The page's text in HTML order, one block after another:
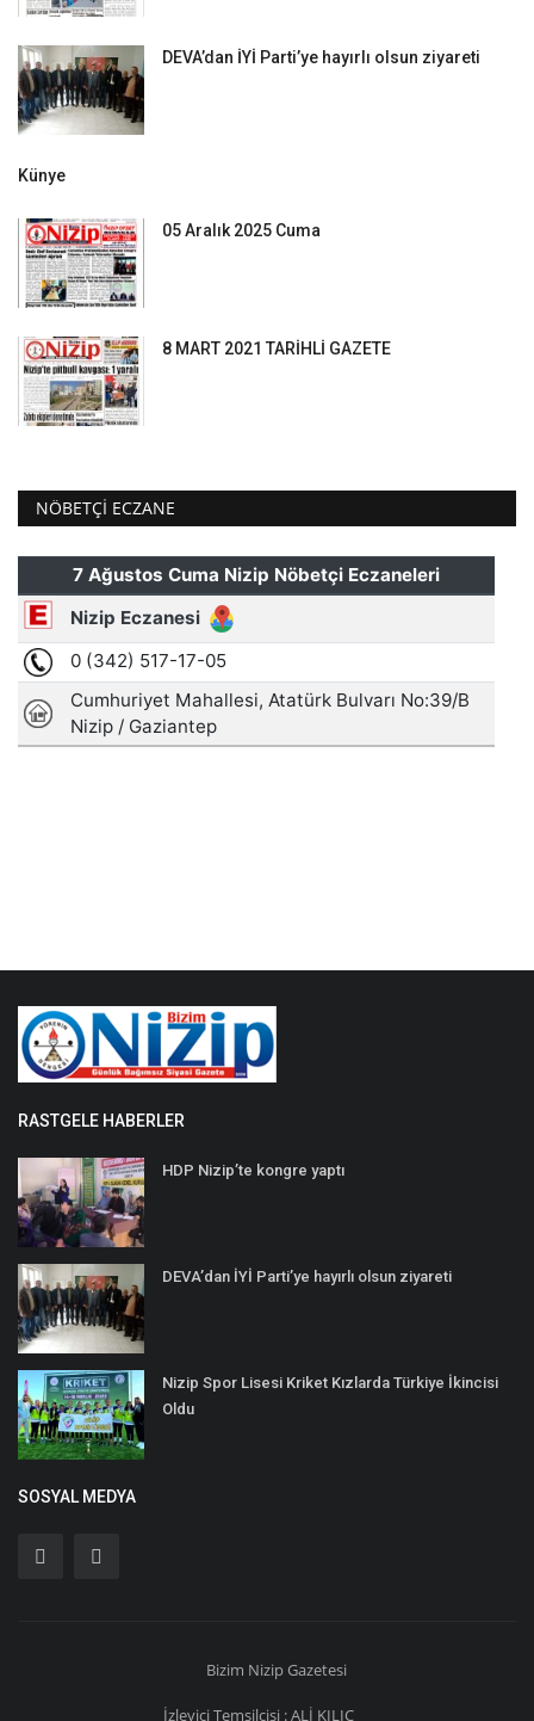
DEVA’dan İYİ Parti’ye hayırlı olsun ziyareti
Künye
05 Aralık 2025 Cuma
8 MART 2021 TARİHLİ GAZETE
NÖBETÇI ECZANE
RASTGELE HABERLER
HDP Nizip’te kongre yaptı
DEVA’dan İYİ Parti’ye hayırlı olsun ziyareti
Nizip Spor Lisesi Kriket Kızlarda Türkiye İkincisi
Oldu
SOSYAL MEDYA
Bizim NizipGazetesi
İzleyici Temsilcisi : ALİ KILIÇ